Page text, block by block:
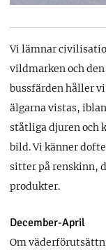
Vi lämnar
vildmarken och
bussfärden håller
älgarna vistas,
ståtliga djuren och
bild. Vi känner
sitter på renskinn,
produkter.
December-April
Om